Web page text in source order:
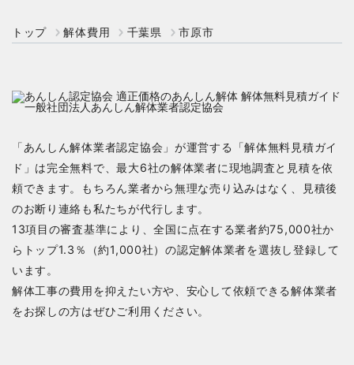
トップ 解体費用 千葉県 市原市
「あんしん解体業者認定協会」が運営する「解体無料見積ガイ
ド」は完全無料で、最大6社の解体業者に現地調査と見積を依
頼できます。もちろん業者から無理な売り込みはなく、見積後
のお断り連絡も私たちが代行します。
13項目の審査基準により、全国に点在する業者約75,000社か
らトップ1.3％（約1,000社）の認定解体業者を選抜し登録して
います。
解体工事の費用を抑えたい方や、安心して依頼できる解体業者
をお探しの方はぜひご利用ください。